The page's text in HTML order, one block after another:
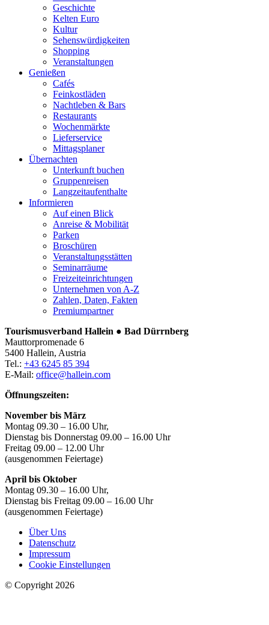
Geschichte
Kelten Euro
Kultur
Sehenswürdigkeiten
Shopping
Veranstaltungen
Genießen
Cafés
Feinkostläden
Nachtleben & Bars
Restaurants
Wochenmärkte
Lieferservice
Mittagsplaner
Übernachten
Unterkunft buchen
Gruppenreisen
Langzeitaufenthalte
Informieren
Auf einen Blick
Anreise & Mobilität
Parken
Broschüren
Veranstaltungsstätten
Seminarräume
Freizeiteinrichtungen
Unternehmen von A-Z
Zahlen, Daten, Fakten
Premiumpartner
Tourismusverband Hallein ● Bad Dürrnberg
Mauttorpromenade 6
5400 Hallein, Austria
Tel.: +43 6245 85 394
E-Mail: office@hallein.com
Öffnungszeiten:
November bis März
Montag 09.30 – 16.00 Uhr,
Dienstag bis Donnerstag 09.00 – 16.00 Uhr
Freitag 09.00 – 12.00 Uhr
(ausgenommen Feiertage)
April bis Oktober
Montag 09.30 – 16.00 Uhr,
Dienstag bis Freitag 09.00 – 16.00 Uhr
(ausgenommen Feiertage)
Über Uns
Datenschutz
Impressum
Cookie Einstellungen
© Copyright 2026